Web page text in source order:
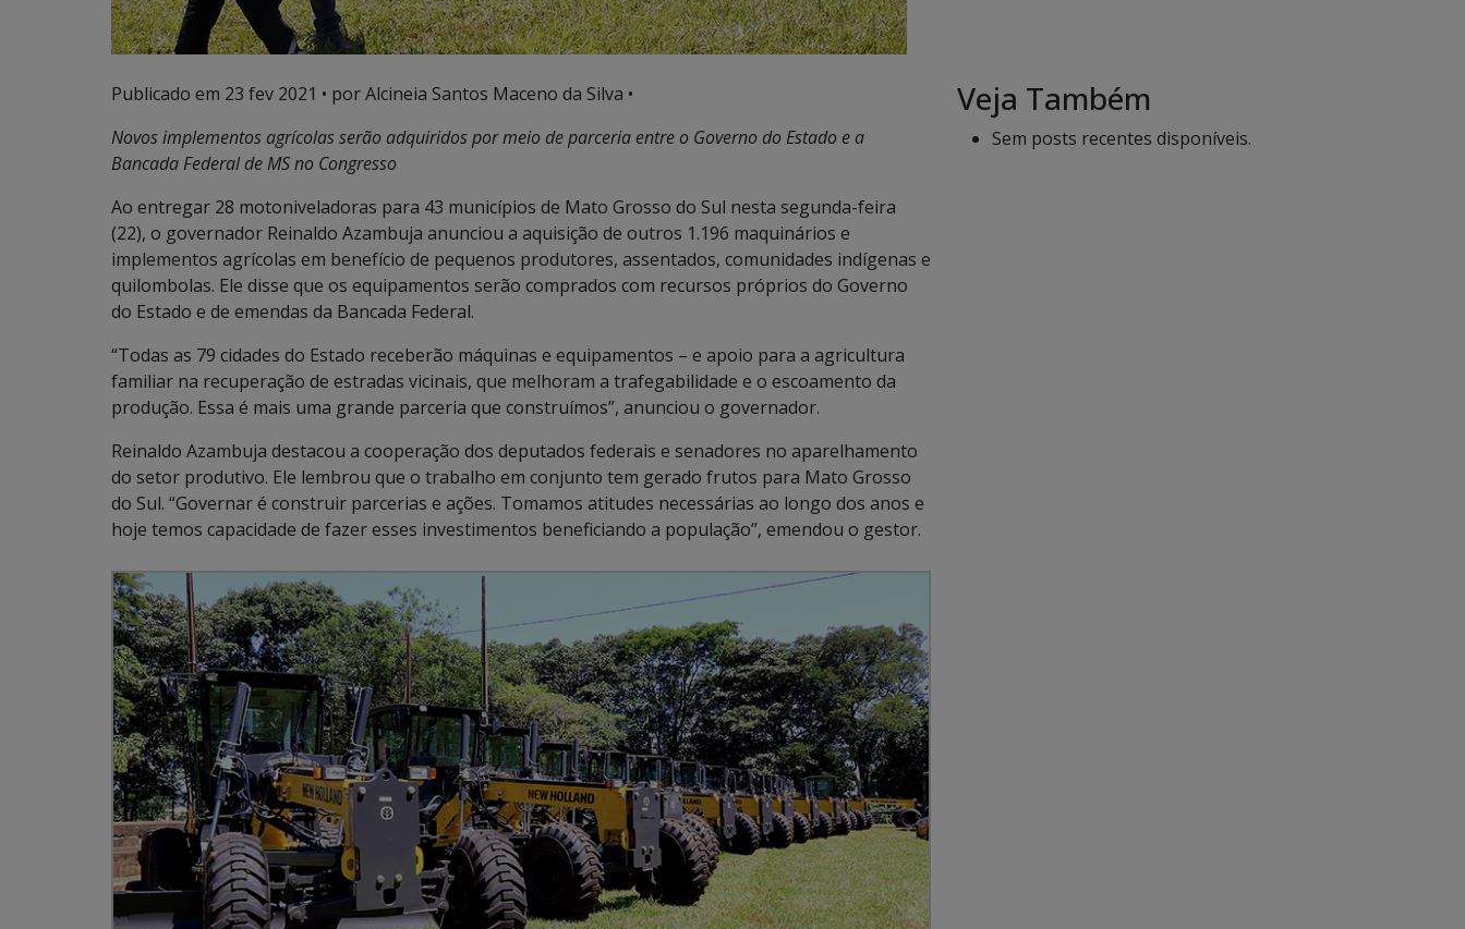
Publicado em 23 fev 2021 • por Alcineia Santos Maceno da Silva •
Novos implementos agrícolas serão adquiridos por meio de parceria entre o Governo do Estado e a
Bancada Federal de MS no Congresso
Ao entregar 28 motoniveladoras para 43 municípios de Mato Grosso do Sul nesta segunda-feira
(22), o governador Reinaldo Azambuja anunciou a aquisição de outros 1.196 maquinários e
implementos agrícolas em benefício de pequenos produtores, assentados, comunidades indígenas e
quilombolas. Ele disse que os equipamentos serão comprados com recursos próprios do Governo
do Estado e de emendas da Bancada Federal.
“Todas as 79 cidades do Estado receberão máquinas e equipamentos – e apoio para a agricultura
familiar na recuperação de estradas vicinais, que melhoram a trafegabilidade e o escoamento da
produção. Essa é mais uma grande parceria que construímos”, anunciou o governador.
Reinaldo Azambuja destacou a cooperação dos deputados federais e senadores no aparelhamento
do setor produtivo. Ele lembrou que o trabalho em conjunto tem gerado frutos para Mato Grosso
do Sul. “Governar é construir parcerias e ações. Tomamos atitudes necessárias ao longo dos anos e
hoje temos capacidade de fazer esses investimentos beneficiando a população”, emendou o gestor.
Veja Também
Sem posts recentes disponíveis.